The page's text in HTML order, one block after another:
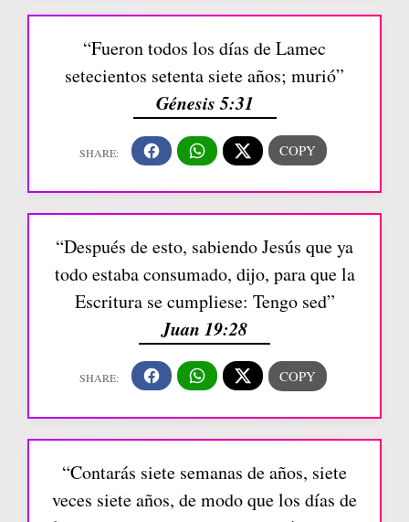
“Fueron todos los días de Lamec
setecientos setenta siete años; murió”
Génesis 5:31
“Después de esto, sabiendo Jesús que ya
todo estaba consumado, dijo, para que la
Escritura se cumpliese: Tengo sed”
Juan 19:28
“Contarás siete semanas de años, siete
veces siete años, de modo que los días de